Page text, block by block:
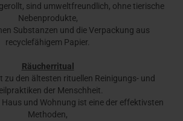
sind umweltfreundlich, ohne tierische
Nebenprodukte,
Substanzen und die Verpackung aus
recyclefähigem Papier.
Räucherritual
zu den ältesten rituellen Reinigungs- und
der Menschheit.
Haus und Wohnung ist eine der effektivsten
Methoden,